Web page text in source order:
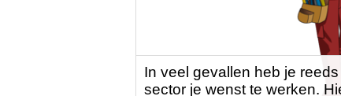
In veel gevallen heb je
sector je wenst te werken.